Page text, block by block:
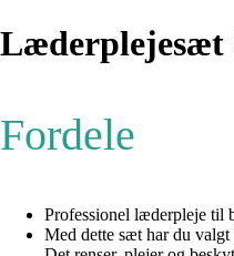
Læderplejesæt
Fordele
Professionel læderpleje til
Med dette sæt har du